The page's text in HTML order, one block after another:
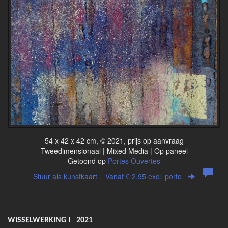
54 x 42 x 42 cm, © 2021, prijs op aanvraag
Tweedimensionaal | Mixed Media | Op paneel
Getoond op Portes Ouvertes
Stuur als kunstkaart Vanaf € 2,95 excl. porto
WISSELWERKING I 2021